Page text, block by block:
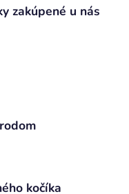
zakúpené u nás
kočíka